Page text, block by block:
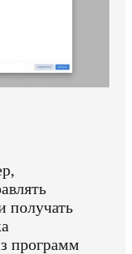
получать
программ